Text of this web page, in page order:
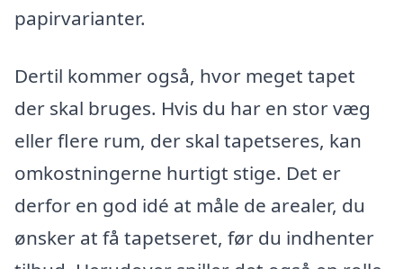
papirvarianter.
Dertil kommer også, hvor meget tapet
der skal bruges. Hvis du har en stor væg
eller flere rum, der skal tapetseres, kan
omkostningerne hurtigt stige. Det er
derfor en god idé at måle de arealer, du
ønsker at få tapetseret, før du indhenter